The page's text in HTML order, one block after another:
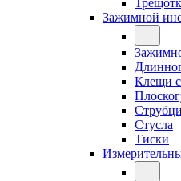
Зажимной
Клещи
Стусла
Тиски